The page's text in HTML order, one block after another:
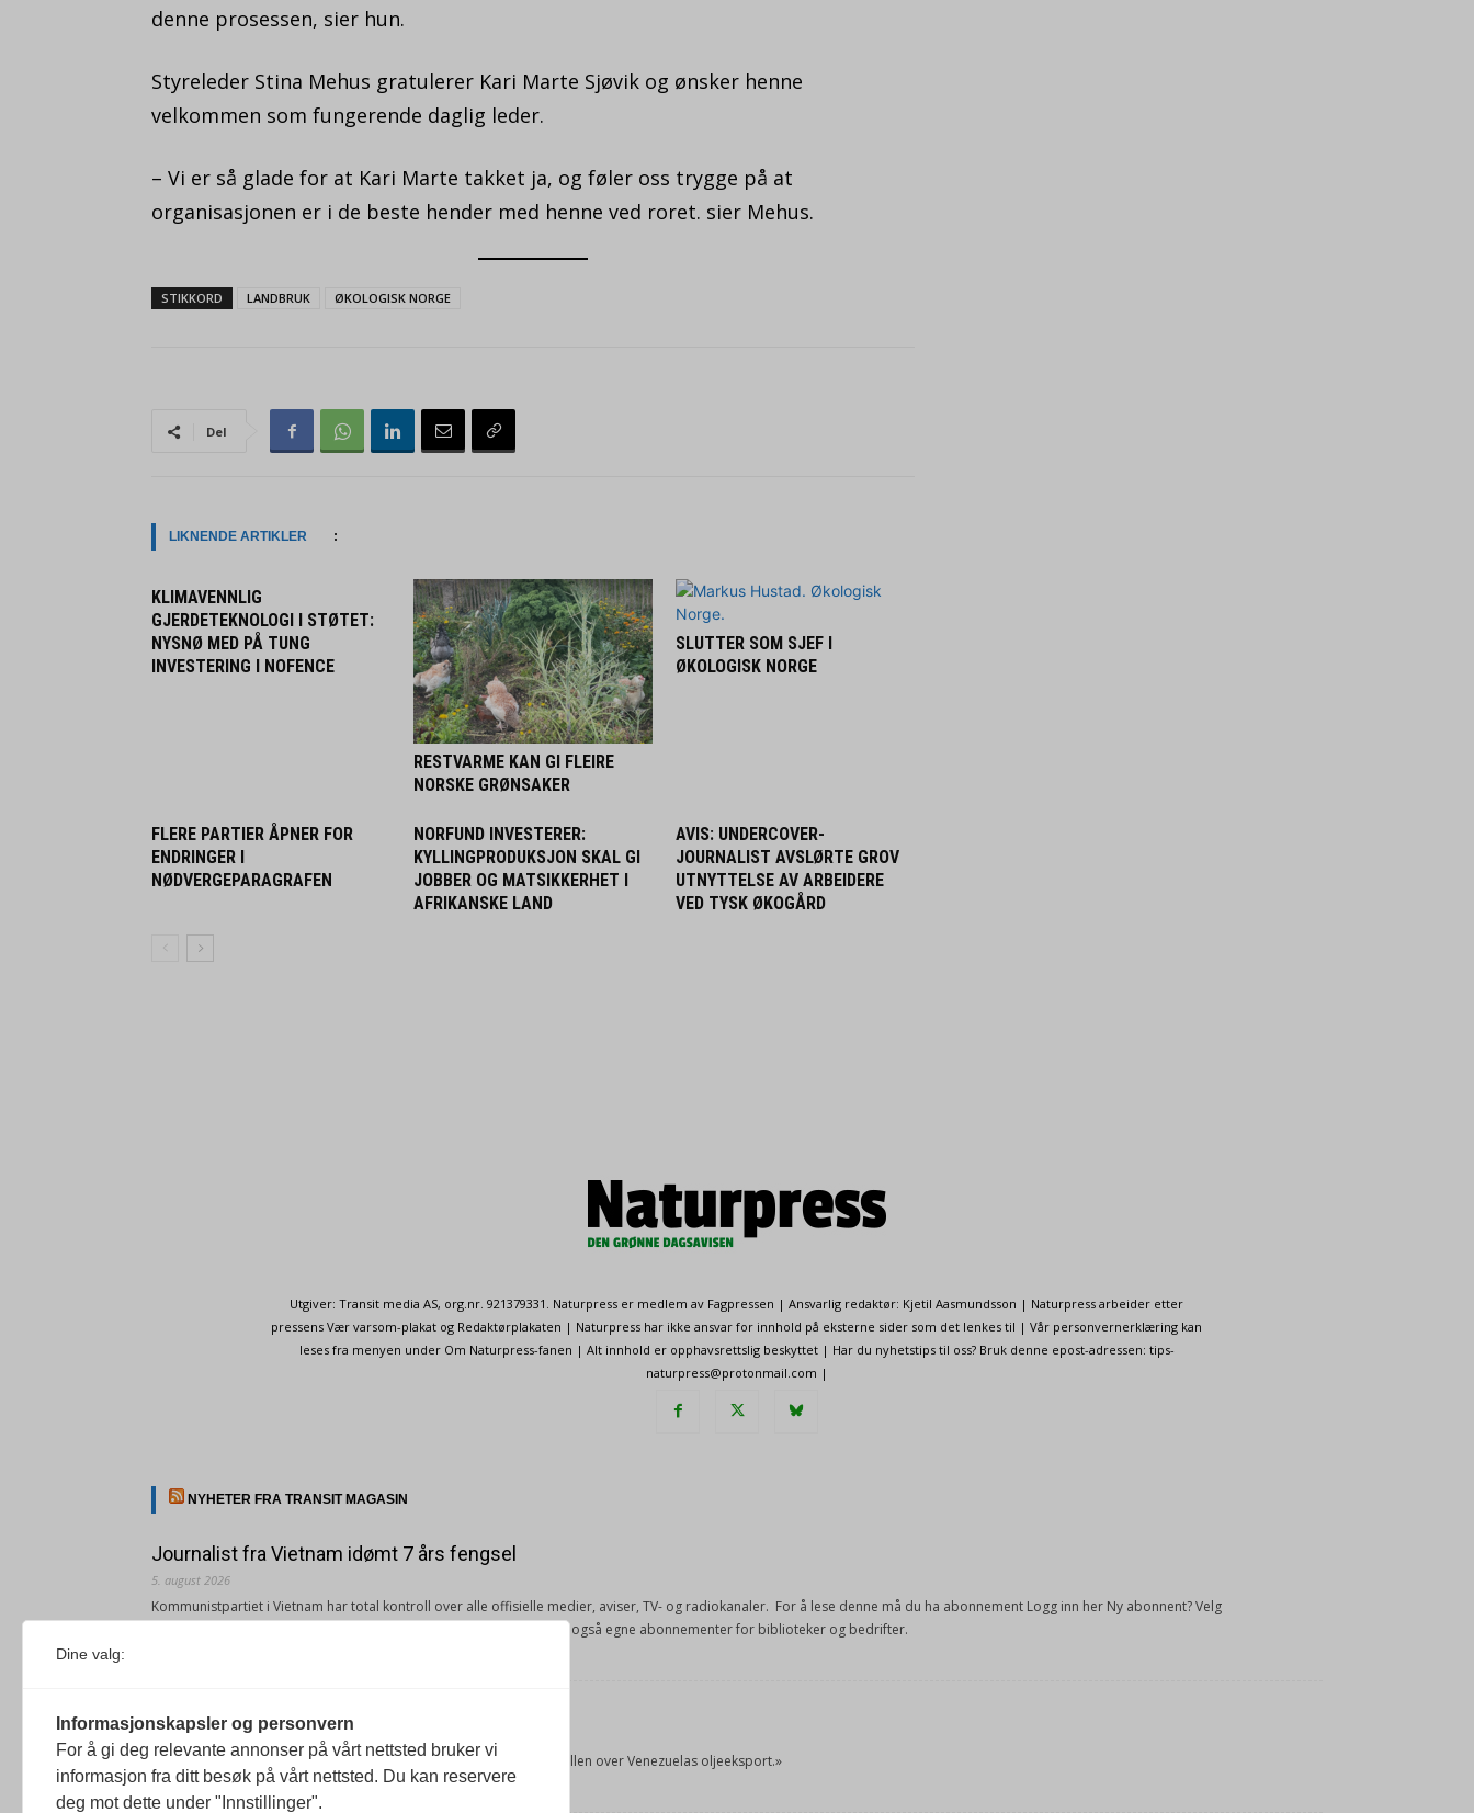
denne prosessen, sier hun.
Styreleder Stina Mehus gratulerer Kari Marte Sjøvik og ønsker henne
velkommen som fungerende daglig leder.
– Vi er så glade for at Kari Marte takket ja, og føler oss trygge på at
organisasjonen er i de beste hender med henne ved roret. sier Mehus.
STIKKORD LANDBRUK ØKOLOGISK NORGE
Del
LIKNENDE ARTIKLER :
KLIMAVENNLIG
GJERDETEKNOLOGI I STØTET:
NYSNØ MED PÅ TUNG
INVESTERING I NOFENCE
RESTVARME KAN GI FLEIRE
NORSKE GRØNSAKER
SLUTTER SOM SJEF I
ØKOLOGISK NORGE
FLERE PARTIER ÅPNER FOR
ENDRINGER I
NØDVERGEPARAGRAFEN
NORFUND INVESTERER:
KYLLINGPRODUKSJON SKAL GI
JOBBER OG MATSIKKERHET I
AFRIKANSKE LAND
AVIS: UNDERCOVER-
JOURNALIST AVSLØRTE GROV
UTNYTTELSE AV ARBEIDERE
VED TYSK ØKOGÅRD
Utgiver: Transit media AS, org.nr. 921379331. Naturpress er medlem av Fagpressen | Ansvarlig redaktør: Kjetil Aasmundsson | Naturpress arbeider etter
pressens Vær varsom-plakat og Redaktørplakaten | Naturpress har ikke ansvar for innhold på eksterne sider som det lenkes til | Vår personvernerklæring kan
leses fra menyen under Om Naturpress-fanen | Alt innhold er opphavsrettslig beskyttet | Har du nyhetstips til oss? Bruk denne epost-adressen: tips-
naturpress@protonmail.com |
NYHETER FRA TRANSIT MAGASIN
Journalist fra Vietnam idømt 7 års fengsel
5. august 2026
Kommunistpartiet i Vietnam har total kontroll over alle offisielle medier, aviser, TV- og radiokanaler. For å lese denne må du ha abonnement Logg inn her Ny abonnent? Velg
Årsabonnement, Månedsabonnement eller 24-timers tilgang. Vi har også egne abonnementer for biblioteker og bedrifter.
4. august 2026
« Etter at Maduro ble tatt til fange i januar 2026, overtok USA kontrollen over Venezuelas oljeeksport.»
Sonia Zapata, jurist
Dine valg:
Informasjonskapsler og personvern
For å gi deg relevante annonser på vårt nettsted bruker vi
informasjon fra ditt besøk på vårt nettsted. Du kan reservere
deg mot dette under "Innstillinger".